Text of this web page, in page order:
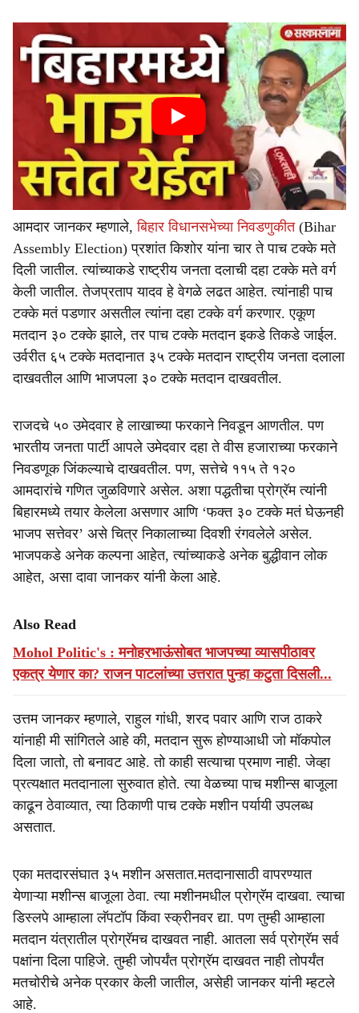
आमदार जानकर म्हणाले,बिहार विधानसभेच्या निवडणुकीत(Bihar
Assembly Election) प्रशांत किशोर यांना चार ते पाच टक्के मते
दिली जातील. त्यांच्याकडे राष्ट्रीय जनता दलाची दहा टक्के मते वर्ग
केली जातील. तेजप्रताप यादव हे वेगळे लढत आहेत. त्यांनाही पाच
टक्के मतं पडणार असतील त्यांना दहा टक्के वर्ग करणार. एकूण
मतदान ३० टक्के झाले, तर पाच टक्के मतदान इकडे तिकडे जाईल.
उर्वरीत ६५ टक्के मतदानात ३५ टक्के मतदान राष्ट्रीय जनता दलाला
दाखवतील आणि भाजपला ३० टक्के मतदान दाखवतील.
राजदचे ५० उमेदवार हे लाखाच्या फरकाने निवडून आणतील. पण
भारतीय जनता पार्टी आपले उमेदवार दहा ते वीस हजाराच्या फरकाने
निवडणूक जिंकल्याचे दाखवतील. पण, सत्तेचे ११५ ते १२०
आमदारांचे गणित जुळविणारे असेल. अशा पद्धतीचा प्रोग्रॅम त्यांनी
बिहारमध्ये तयार केलेला असणार आणि ‘फक्त ३० टक्के मतं घेऊनही
भाजप सत्तेवर’ असे चित्र निकालाच्या दिवशी रंगवलेले असेल.
भाजपकडे अनेक कल्पना आहेत, त्यांच्याकडे अनेक बुद्धीवान लोक
आहेत, असा दावा जानकर यांनी केला आहे.
Also Read
Mohol Politic's : मनोहरभाऊंसोबत भाजपच्या व्यासपीठावर
एकत्र येणार का? राजन पाटलांच्या उत्तरात पुन्हा कटुता दिसली...
उत्तम जानकर म्हणाले, राहुल गांधी, शरद पवार आणि राज ठाकरे
यांनाही मी सांगितले आहे की, मतदान सुरू होण्याआधी जो मॉकपोल
दिला जातो, तो बनावट आहे. तो काही सत्याचा प्रमाण नाही. जेव्हा
प्रत्यक्षात मतदानाला सुरुवात होते. त्या वेळच्या पाच मशीन्स बाजूला
काढून ठेवाव्यात, त्या ठिकाणी पाच टक्के मशीन पर्यायी उपलब्ध
असतात.
एका मतदारसंघात ३५ मशीन असतात.मतदानासाठी वापरण्यात
येणाऱ्या मशीन्स बाजूला ठेवा. त्या मशीनमधील प्रोग्रॅम दाखवा. त्याचा
डिस्लपे आम्हाला लॅपटॉप किंवा स्क्रीनवर द्या. पण तुम्ही आम्हाला
मतदान यंत्रातील प्रोग्रॅमच दाखवत नाही. आतला सर्व प्रोग्रॅम सर्व
पक्षांना दिला पाहिजे. तुम्ही जोपर्यंत प्रोग्रॅम दाखवत नाही तोपर्यंत
मतचोरीचे अनेक प्रकार केली जातील, असेही जानकर यांनी म्हटले
आहे.